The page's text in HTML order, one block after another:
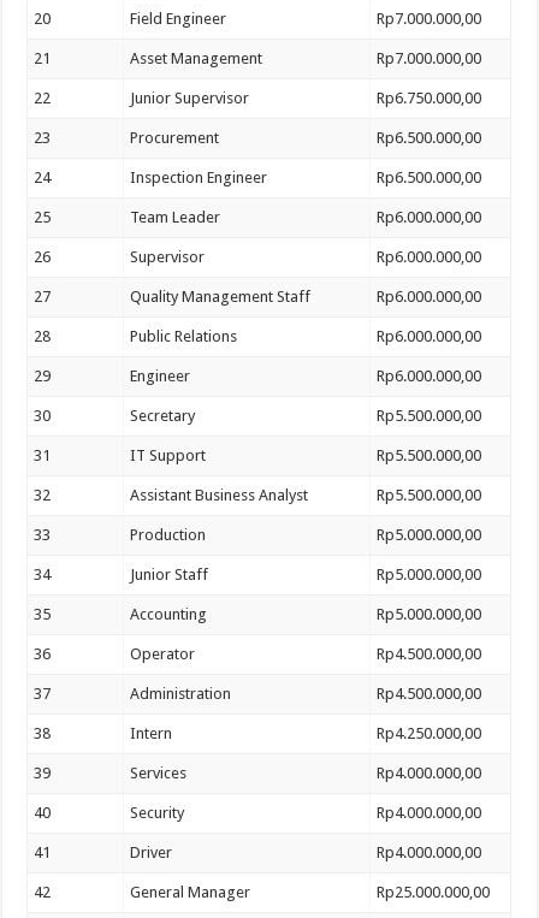
20 Field Engineer Rp7.000.000,00
21 Asset Management Rp7.000.000,00
22 Junior Supervisor Rp6.750.000,00
23 Procurement Rp6.500.000,00
24 Inspection Engineer Rp6.500.000,00
25 Team Leader Rp6.000.000,00
26 Supervisor Rp6.000.000,00
27 Quality Management Staff Rp6.000.000,00
28 Public Relations Rp6.000.000,00
29 Engineer Rp6.000.000,00
30 Secretary Rp5.500.000,00
31 IT Support Rp5.500.000,00
32 Assistant Business Analyst Rp5.500.000,00
33 Production Rp5.000.000,00
34 Junior Staff Rp5.000.000,00
35 Accounting Rp5.000.000,00
36 Operator Rp4.500.000,00
37 Administration Rp4.500.000,00
38 Intern Rp4.250.000,00
39 Services Rp4.000.000,00
40 Security Rp4.000.000,00
41 Driver Rp4.000.000,00
42 General Manager Rp25.000.000,00